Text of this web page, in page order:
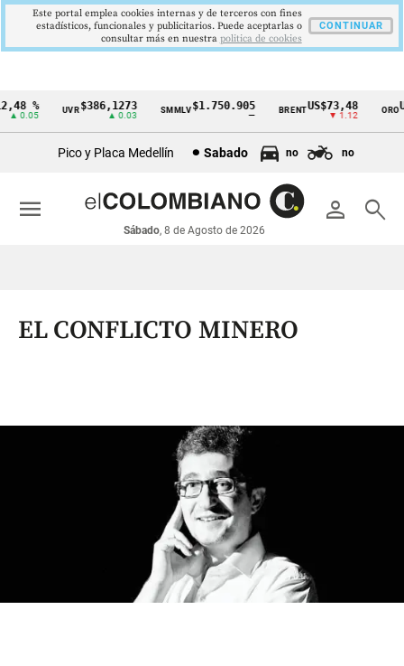
Cintillo
económicos
Colombia
%
0.05
UVR$386,1273
▲ 0.03
SMMLV$1.750.905 BRENTUS$73,48
▼ 1.12
ORO
Pico y Placa Medellín Sabado no no
person search
Sábado, 8 de Agosto de 2026
menu
EL CONFLICTO MINERO
Este portal emplea cookies internas y de terceros con fines
estadísticos, funcionales y publicitarios. Puede aceptarlas o
consultar más en nuestra politica de cookies
CONTINUAR